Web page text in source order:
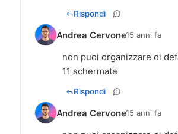
Rispondi
Andrea Cervone15 anni fa
non puoi organizzare di
11 schermate
Rispondi
Andrea Cervone15 anni fa